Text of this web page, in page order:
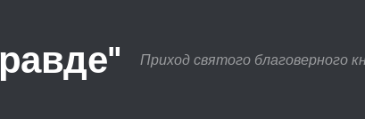
Приход святого благоверного